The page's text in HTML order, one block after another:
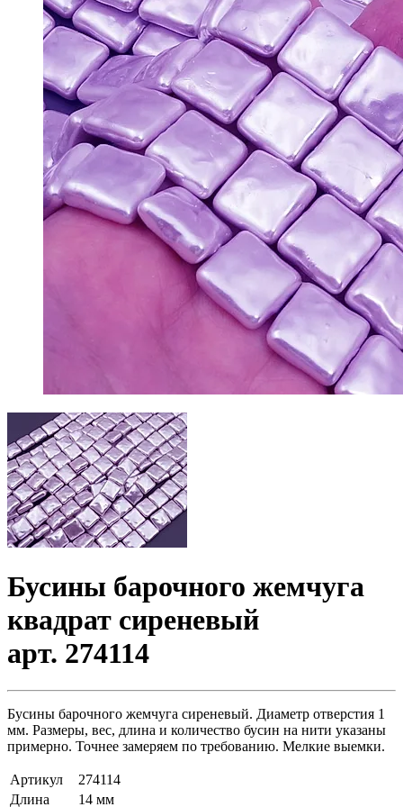
Бусины барочного жемчуга
квадрат сиреневый
арт. 274114
Бусины барочного жемчуга сиреневый. Диаметр отверстия 1
мм. Размеры, вес, длина и количество бусин на нити указаны
примерно. Точнее замеряем по требованию. Мелкие выемки.
Артикул
274114
Длина
14 мм